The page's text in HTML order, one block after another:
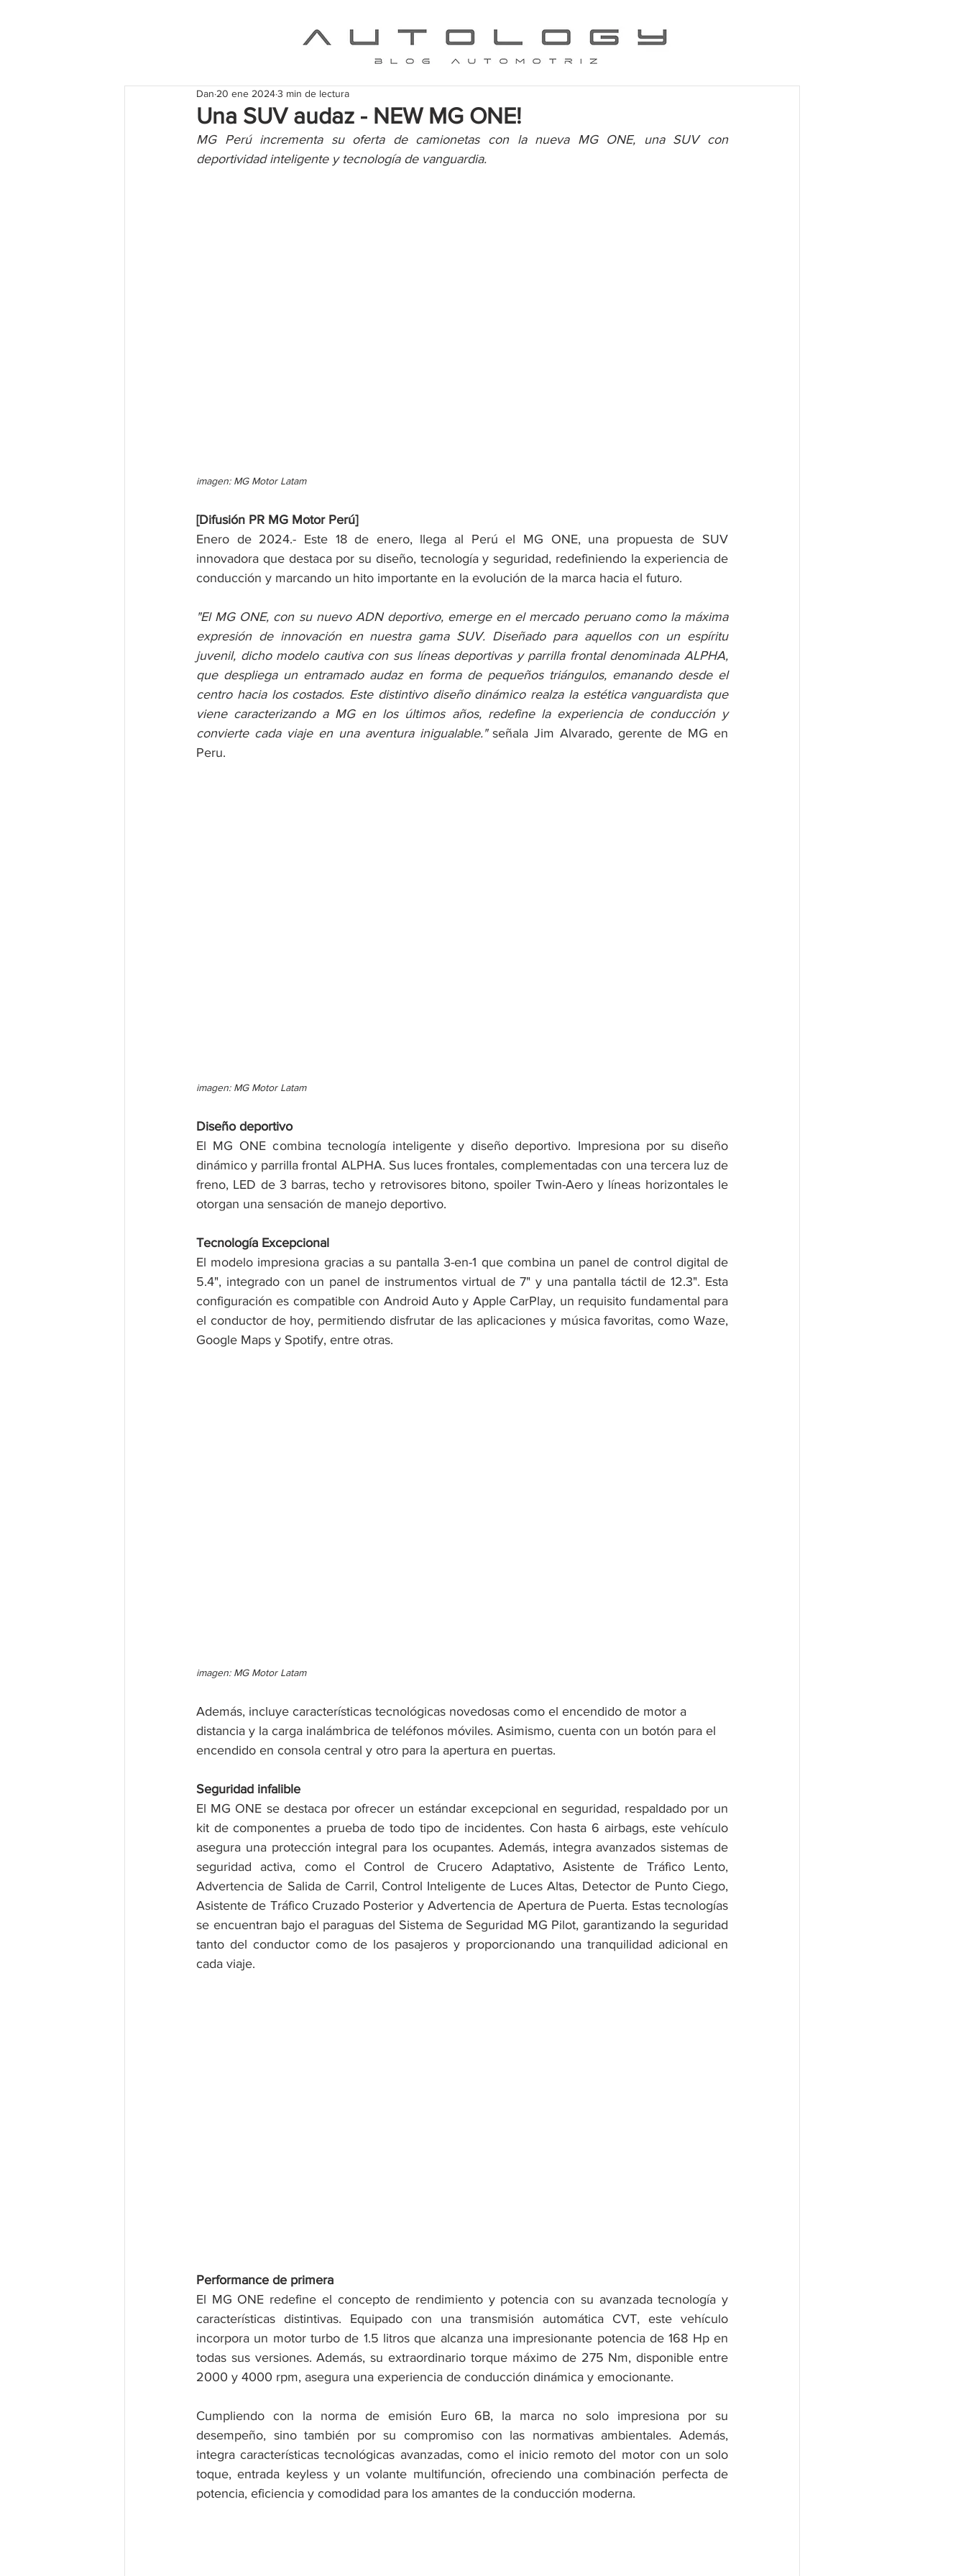
Una SUV audaz - NEW MG ONE!
Dan 20 ene 20243 min de lectura
MG Perú incrementa su oferta de camionetas con la nueva MG ONE, una SUV con
deportividad inteligente y tecnología de vanguardia.
imagen: MG Motor Latam
[Difusión PR MG Motor Perú]
Enero de 2024.- Este 18 de enero, llega al Perú el MG ONE, una propuesta de SUV
innovadora que destaca por su diseño, tecnología y seguridad, redefiniendo la experiencia de
conducción y marcando un hito importante en la evolución de la marca hacia el futuro.
"El MG ONE, con su nuevo ADN deportivo, emerge en el mercado peruano como la máxima
expresión de innovación en nuestra gama SUV. Diseñado para aquellos con un espíritu
juvenil, dicho modelo cautiva con sus líneas deportivas y parrilla frontal denominada ALPHA,
que despliega un entramado audaz en forma de pequeños triángulos, emanando desde el
centro hacia los costados. Este distintivo diseño dinámico realza la estética vanguardista que
viene caracterizando a MG en los últimos años, redefine la experiencia de conducción y
convierte cada viaje en una aventura inigualable." señala Jim Alvarado, gerente de MG en
Peru.
imagen: MG Motor Latam
Diseño deportivo
El MG ONE combina tecnología inteligente y diseño deportivo. Impresiona por su diseño
dinámico y parrilla frontal ALPHA. Sus luces frontales, complementadas con una tercera luz de
freno, LED de 3 barras, techo y retrovisores bitono, spoiler Twin-Aero y líneas horizontales le
otorgan una sensación de manejo deportivo.
Tecnología Excepcional
El modelo impresiona gracias a su pantalla 3-en-1 que combina un panel de control digital de
5.4", integrado con un panel de instrumentos virtual de 7" y una pantalla táctil de 12.3". Esta
configuración es compatible con Android Auto y Apple CarPlay, un requisito fundamental para
el conductor de hoy, permitiendo disfrutar de las aplicaciones y música favoritas, como Waze,
Google Maps y Spotify, entre otras.
imagen: MG Motor Latam
Además, incluye características tecnológicas novedosas como el encendido de motor a
distancia y la carga inalámbrica de teléfonos móviles. Asimismo, cuenta con un botón para el
encendido en consola central y otro para la apertura en puertas.
Seguridad infalible
El MG ONE se destaca por ofrecer un estándar excepcional en seguridad, respaldado por un
kit de componentes a prueba de todo tipo de incidentes. Con hasta 6 airbags, este vehículo
asegura una protección integral para los ocupantes. Además, integra avanzados sistemas de
seguridad activa, como el Control de Crucero Adaptativo, Asistente de Tráfico Lento,
Advertencia de Salida de Carril, Control Inteligente de Luces Altas, Detector de Punto Ciego,
Asistente de Tráfico Cruzado Posterior y Advertencia de Apertura de Puerta. Estas tecnologías
se encuentran bajo el paraguas del Sistema de Seguridad MG Pilot, garantizando la seguridad
tanto del conductor como de los pasajeros y proporcionando una tranquilidad adicional en
cada viaje.
Performance de primera
El MG ONE redefine el concepto de rendimiento y potencia con su avanzada tecnología y
características distintivas. Equipado con una transmisión automática CVT, este vehículo
incorpora un motor turbo de 1.5 litros que alcanza una impresionante potencia de 168 Hp en
todas sus versiones. Además, su extraordinario torque máximo de 275 Nm, disponible entre
2000 y 4000 rpm, asegura una experiencia de conducción dinámica y emocionante.
Cumpliendo con la norma de emisión Euro 6B, la marca no solo impresiona por su
desempeño, sino también por su compromiso con las normativas ambientales. Además,
integra características tecnológicas avanzadas, como el inicio remoto del motor con un solo
toque, entrada keyless y un volante multifunción, ofreciendo una combinación perfecta de
potencia, eficiencia y comodidad para los amantes de la conducción moderna.